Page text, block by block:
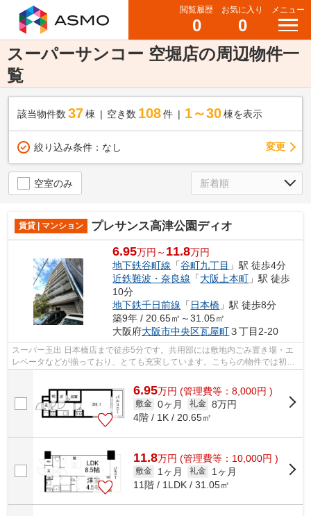
閲覧履歴
0
お気に入り
0
メニュー
スーパーサンコー 空堀店の周辺物件一
覧
該当物件数 37棟 空き数 108 件 1～30 棟を表示
絞り込み条件： なし 変更
空室のみ
賃貸 | マンション プレサンス高津公園ディオ
6.95万円～ 11.8万円
地下鉄谷町線 「谷町九丁目 」駅 徒歩4分
近鉄難波・奈良線 「大阪上本町 」駅 徒歩
10分
地下鉄千日前線 「 日本橋 」駅 徒歩8分
築9年 / 20.65㎡～31.05㎡
大阪府大阪市中央区瓦屋町３丁目2-20
スーパー玉出 日本橋店まで徒歩5分です。共用部には敷地内ごみ置き場・エ
レベータなどが揃っており、とても充実しています。こちらの物件では初期
6.95万円 (管理費等：8,000円 )
敷金 0ヶ月 礼金 8万円
4階 / 1K / 20.65㎡
11.8万円 (管理費等：10,000円 )
敷金 1ヶ月 礼金
1ヶ月
11階 / 1LDK / 31.05㎡